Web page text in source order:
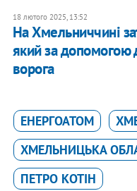
18 лютого 2025, 13:52
На Хмельниччині
який за допомогою
ворога
ЕНЕРГОАТОМ
ХМЕЛЬНИЦЬКА
ПЕТРО КОТІН